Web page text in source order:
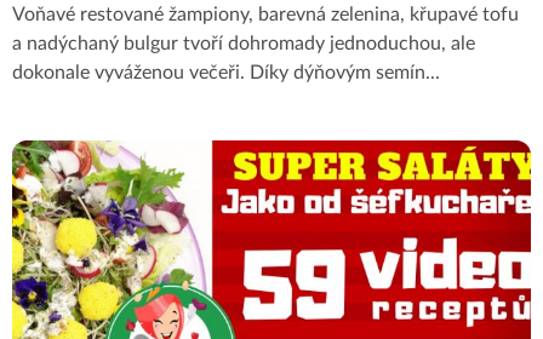
Voňavé restované žampiony, barevná zelenina, křupavé tofu
a nadýchaný bulgur tvoří dohromady jednoduchou, ale
dokonale vyváženou večeři. Díky dýňovým semín...